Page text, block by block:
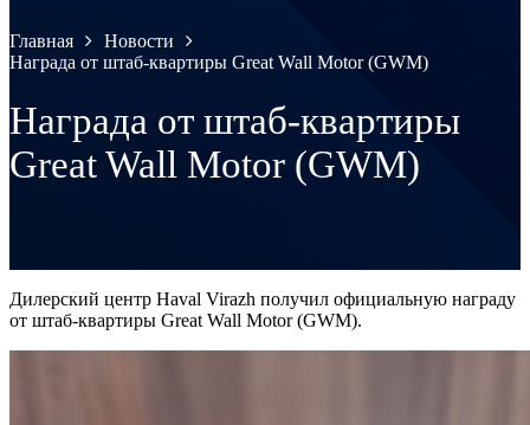
Главная
Новости
Награда от штаб-квартиры Great Wall Motor (GWM)
Награда от штаб-квартиры
Great Wall Motor (GWM)
Дилерский центр Haval Virazh получил официальную награду
от штаб-квартиры Great Wall Motor (GWM).